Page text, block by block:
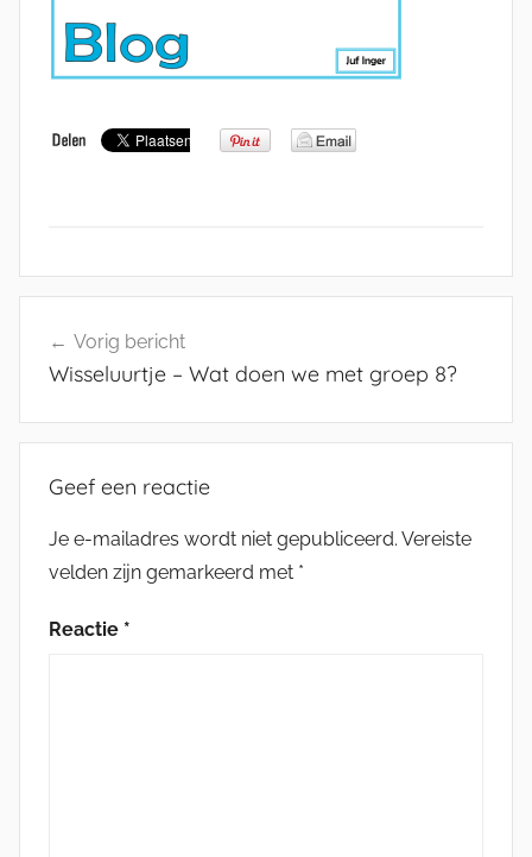
navigatie
Vorig bericht
Wisseluurtje – Wat doen we met groep 8?
Geef een reactie
Je e-mailadres wordt niet gepubliceerd. Vereiste
velden zijn gemarkeerd met *
Reactie *